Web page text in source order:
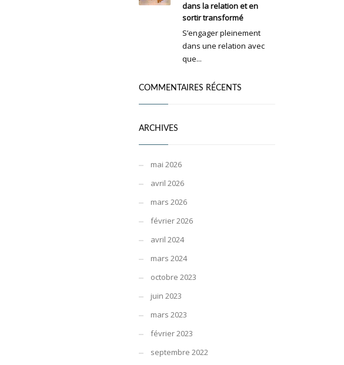
dans la relation et en
sortir transformé
S’engager pleinement
dans une relation avec
que...
COMMENTAIRES RÉCENTS
ARCHIVES
mai 2026
avril 2026
mars 2026
février 2026
avril 2024
mars 2024
octobre 2023
juin 2023
mars 2023
février 2023
septembre 2022